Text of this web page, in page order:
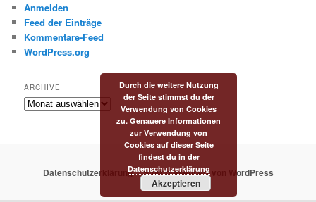
Anmelden
Feed der Einträge
Kommentare-Feed
WordPress.org
ARCHIVE
Archive
Datenschutzerklärung Stolz präsentiert von WordPress
Durch die weitere Nutzung
der Seite stimmst du der
Verwendung von Cookies
zu. Genauere Informationen
zur Verwendung von
Cookies auf dieser Seite
findest du in der
Datenschutzerklärung
Akzeptieren